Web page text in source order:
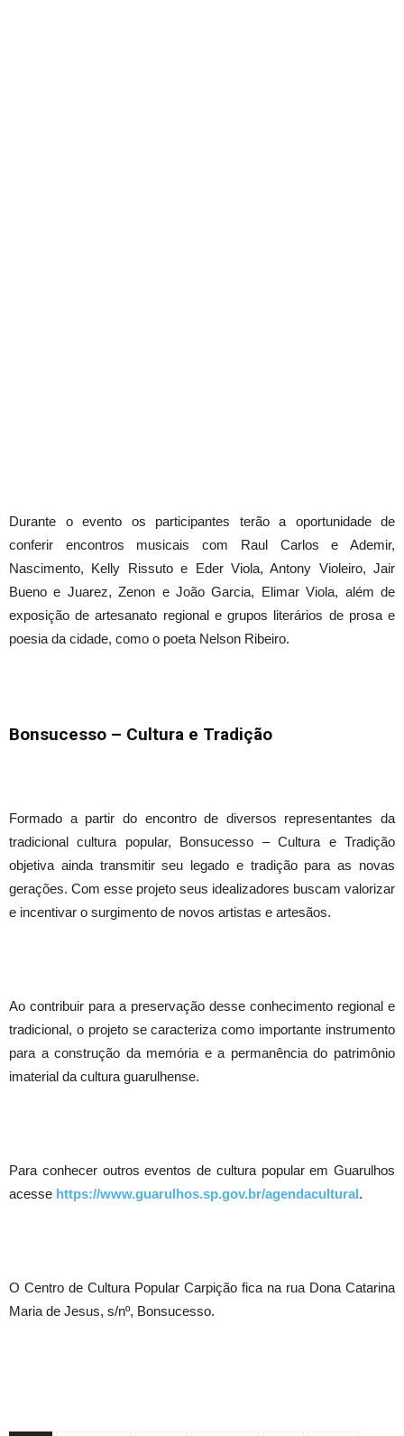
Durante o evento os participantes terão a oportunidade de
conferir encontros musicais com Raul Carlos e Ademir,
Nascimento, Kelly Rissuto e Eder Viola, Antony Violeiro, Jair
Bueno e Juarez, Zenon e João Garcia, Elimar Viola, além de
exposição de artesanato regional e grupos literários de prosa e
poesia da cidade, como o poeta Nelson Ribeiro.
Bonsucesso – Cultura e Tradição
Formado a partir do encontro de diversos representantes da
tradicional cultura popular, Bonsucesso – Cultura e Tradição
objetiva ainda transmitir seu legado e tradição para as novas
gerações. Com esse projeto seus idealizadores buscam valorizar
e incentivar o surgimento de novos artistas e artesãos.
Ao contribuir para a preservação desse conhecimento regional e
tradicional, o projeto se caracteriza como importante instrumento
para a construção da memória e a permanência do patrimônio
imaterial da cultura guarulhense.
Para conhecer outros eventos de cultura popular em Guarulhos
acesse https://www.guarulhos.sp.gov.br/agendacultural.
O Centro de Cultura Popular Carpição fica na rua Dona Catarina
Maria de Jesus, s/nº, Bonsucesso.